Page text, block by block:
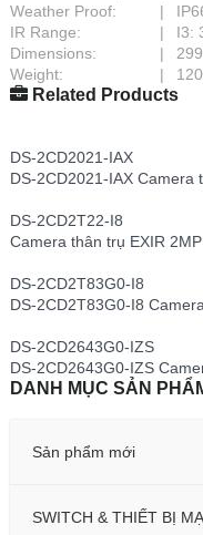
Weather Proof:
|
IR Range:
|
I3:
Dimensions:
|
Weight:
|
Related Products
DS-2CD2021-IAX
DS-2CD2021-IAX Camera
DS-2CD2T22-I8
Camera thân trụ EXIR 2MP
DS-2CD2T83G0-I8
DS-2CD2T83G0-I8
DS-2CD2643G0-IZS
DS-2CD2643G0-IZS
DANH MỤC SẢN
Sản phẩm mới
SWITCH & THIẾT BỊ